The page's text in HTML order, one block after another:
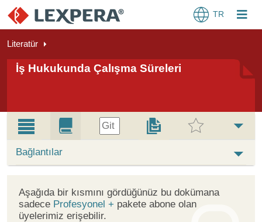
TR
Literatür
İş Hukukunda Çalışma Süreleri
Git
Bağlantılar
Aşağıda bir kısmını gördüğünüz bu dokümana
sadece Profesyonel + pakete abone olan
üyelerimiz erişebilir.